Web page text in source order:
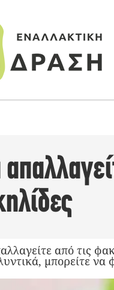
από τις
μπορείτε να